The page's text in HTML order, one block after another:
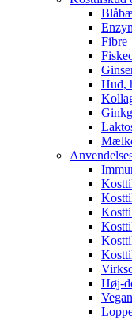
Fibre
Hud,
Høj-